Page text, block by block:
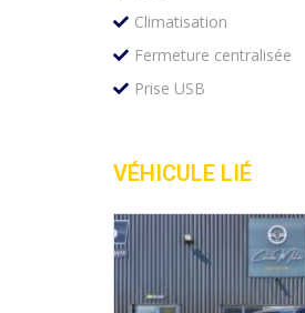
Climatisation
Fermeture centralisée
Prise USB
VÉHICULE LIÉ